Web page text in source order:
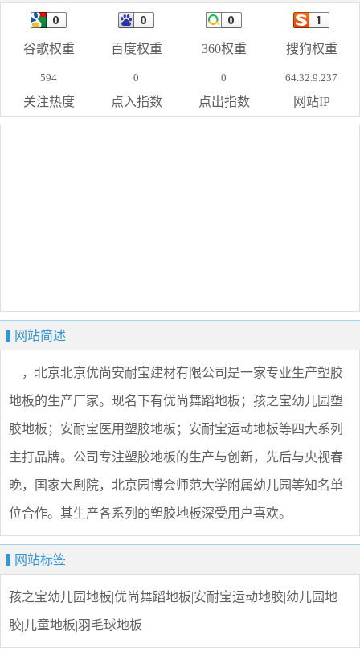
谷歌权重 百度权重 360权重 搜狗权重
594
关注热度
0
点入指数
0
点出指数
64.32.9.237
网站IP
网站简述
，北京北京优尚安耐宝建材有限公司是一家专业生产塑胶
地板的生产厂家。现名下有优尚舞蹈地板；孩之宝幼儿园塑
胶地板；安耐宝医用塑胶地板；安耐宝运动地板等四大系列
主打品牌。公司专注塑胶地板的生产与创新，先后与央视春
晚，国家大剧院，北京园博会师范大学附属幼儿园等知名单
位合作。其生产各系列的塑胶地板深受用户喜欢。
网站标签
孩之宝幼儿园地板|优尚舞蹈地板|安耐宝运动地胶|幼儿园地
胶|儿童地板|羽毛球地板